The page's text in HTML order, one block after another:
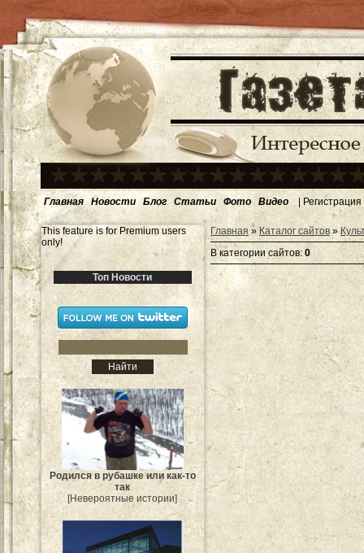
Главная Новости Блог Статьи Фото Видео | Регистрация
This feature is for Premium users
only!
Топ Новости
Родился в рубашке или как-то
так
[Невероятные истории]
Главная » Каталог сайтов »
В категории сайтов: 0